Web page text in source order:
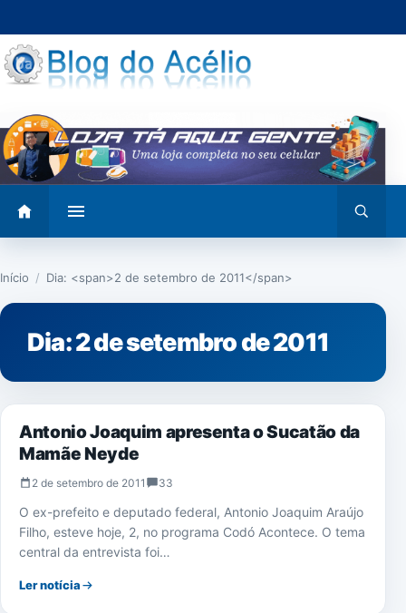
para
o
conteúdo
menu
busca
Início / Dia: <span>2 de setembro de 2011</span>
Dia:2 de setembro de 2011
POLÍTICA
Antonio Joaquim apresenta o Sucatão da
Mamãe Neyde
2 de setembro de 2011 33
O ex-prefeito e deputado federal, Antonio Joaquim Araújo
Filho, esteve hoje, 2, no programa Codó Acontece. O tema
central da entrevista foi…
Ler notícia